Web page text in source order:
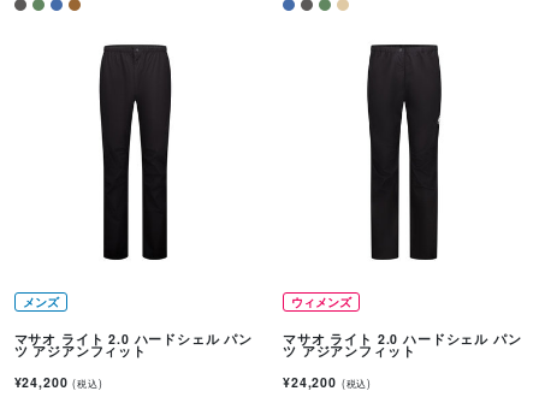
メンズ
マサオ ライト 2.0 ハードシェル パン
ツ アジアンフィット
¥24,200(税込)
ウィメンズ
マサオ ライト 2.0 ハードシェル パン
ツ アジアンフィット
¥24,200 (税込)